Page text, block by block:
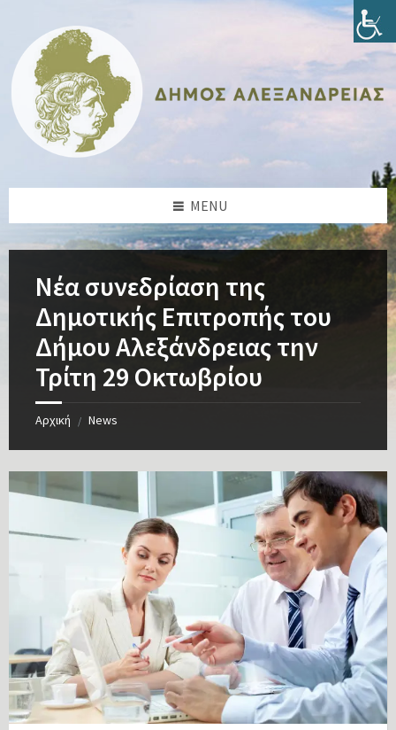
content
sidebar
sidebar
footer
MENU
Νέα συνεδρίαση της
Δημοτικής Επιτροπής του
Δήμου Αλεξάνδρειας την
Τρίτη 29 Οκτωβρίου
Αρχική / News